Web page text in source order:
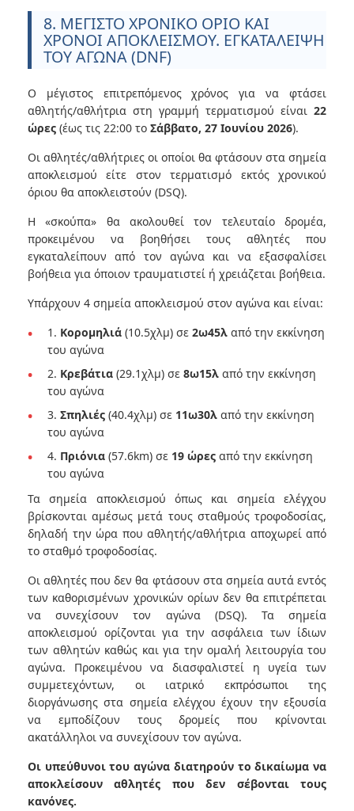
8. ΜΕΓΙΣΤΟ ΧΡΟΝΙΚΟ ΟΡΙΟ ΚΑΙ
ΧΡΟΝΟΙ ΑΠΟΚΛΕΙΣΜΟΥ. ΕΓΚΑΤΑΛΕΙΨΗ
ΤΟΥ ΑΓΩΝΑ (DNF)
Ο μέγιστος επιτρεπόμενος χρόνος για να φτάσει
αθλητής/αθλήτρια στη γραμμή τερματισμού είναι 22
ώρες (έως τις 22:00 το Σάββατο, 27 Ιουνίου 2026).
Οι αθλητές/αθλήτριες οι οποίοι θα φτάσουν στα σημεία
αποκλεισμού είτε στον τερματισμό εκτός χρονικού
όριου θα αποκλειστούν (DSQ).
Η «σκούπα» θα ακολουθεί τον τελευταίο δρομέα,
προκειμένου να βοηθήσει τους αθλητές που
εγκαταλείπουν από τον αγώνα και να εξασφαλίσει
βοήθεια για όποιον τραυματιστεί ή χρειάζεται βοήθεια.
Υπάρχουν 4 σημεία αποκλεισμού στον αγώνα και είναι:
1. Κορομηλιά (10.5χλμ) σε 2ω45λ από την εκκίνηση
του αγώνα
2. Κρεβάτια (29.1χλμ) σε 8ω15λ από την εκκίνηση
του αγώνα
3. Σπηλιές (40.4χλμ) σε 11ω30λ από την εκκίνηση
του αγώνα
4. Πριόνια (57.6km) σε 19 ώρες από την εκκίνηση
του αγώνα
Τα σημεία αποκλεισμού όπως και σημεία ελέγχου
βρίσκονται αμέσως μετά τους σταθμούς τροφοδοσίας,
δηλαδή την ώρα που αθλητής/αθλήτρια αποχωρεί από
το σταθμό τροφοδοσίας.
Οι αθλητές που δεν θα φτάσουν στα σημεία αυτά εντός
των καθορισμένων χρονικών ορίων δεν θα επιτρέπεται
να συνεχίσουν τον αγώνα (DSQ). Τα σημεία
αποκλεισμού ορίζονται για την ασφάλεια των ίδιων
των αθλητών καθώς και για την ομαλή λειτουργία του
αγώνα. Προκειμένου να διασφαλιστεί η υγεία των
συμμετεχόντων, οι ιατρικό εκπρόσωποι της
διοργάνωσης στα σημεία ελέγχου έχουν την εξουσία
να εμποδίζουν τους δρομείς που κρίνονται
ακατάλληλοι να συνεχίσουν τον αγώνα.
Οι υπεύθυνοι του αγώνα διατηρούν το δικαίωμα να
αποκλείσουν αθλητές που δεν σέβονται τους
κανόνες.